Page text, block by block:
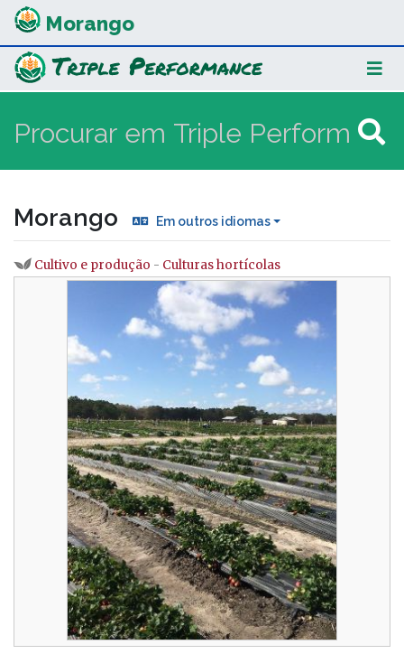
Morango
Morango Em outros idiomas
Ir para:navegação , procurar
Cultivo e produção - Culturas hortícolas